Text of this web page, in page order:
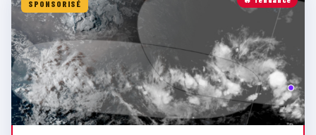
SPONSORISÉ